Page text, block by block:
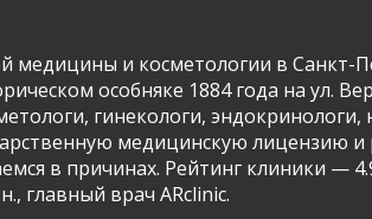
медицины и косметологии в
особняке 1884 года на ул.
гинекологи,
медицинскую лицензию
в причинах. Рейтинг клиники —
главный врач ARclinic.